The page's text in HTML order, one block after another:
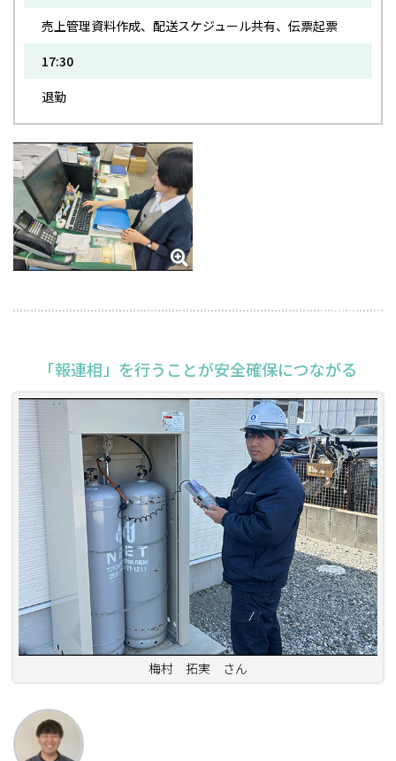
売上管理資料作成、配送スケジュール共有、伝票起票
17:30
退勤
2026年6月18日
「報連相」を行うことが安全確保につながる
梅村 拓実 さん